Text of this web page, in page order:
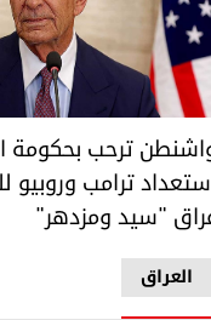
ترحب بحكومة
العراق
ترحب بحكومة
ترامب وروبيو
"سيد ومزدهر"